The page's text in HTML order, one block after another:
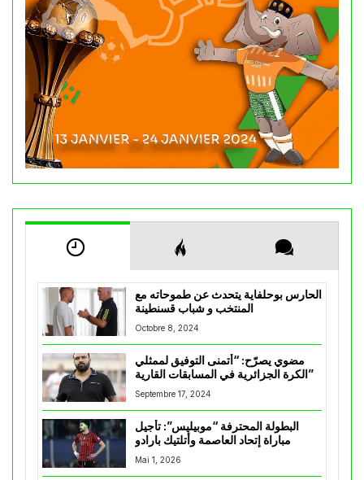
الحارس بوحلفاية يتحدث عن طموحاته مع
المنتخب و شباب قسنطينة
Octobre 8, 2024
مضوي يصرّح: “أتمنى التوفيق لممثلي
الكرة الجزائرية في المسابقات القارية”
Septembre 17, 2024
البطولة المحترفة “موبيليس”: تأجيل
مباراة إتحاد العاصمة وأتلتيك بارادو
Mai 1, 2026